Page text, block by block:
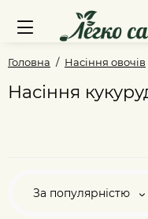
Головна Насіння овочів
Насіння
За популярністю